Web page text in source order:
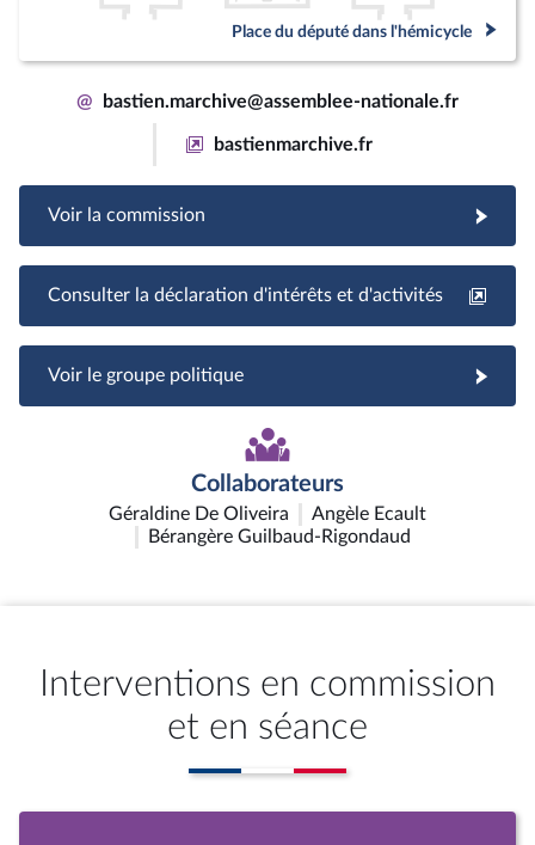
Place du député dans l'hémicycle
@ bastien.marchive@assemblee-nationale.fr
bastienmarchive.fr
Voir la commission
Consulter la déclaration d'intérêts et d'activités
Voir le groupe politique
Collaborateurs
Géraldine De Oliveira
Angèle Ecault
Bérangère Guilbaud-Rigondaud
Interventions en commission
et en séance